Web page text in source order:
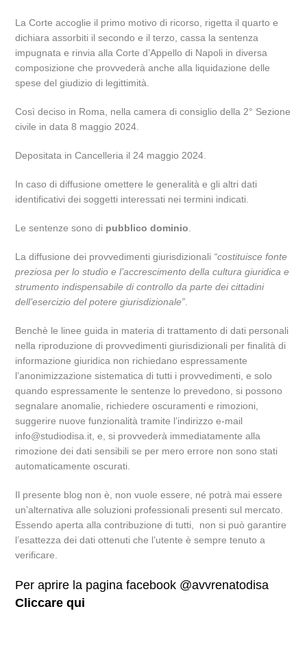
La Corte accoglie il primo motivo di ricorso, rigetta il quarto e
dichiara assorbiti il secondo e il terzo, cassa la sentenza
impugnata e rinvia alla Corte d’Appello di Napoli in diversa
composizione che provvederà anche alla liquidazione delle
spese del giudizio di legittimità.
Così deciso in Roma, nella camera di consiglio della 2° Sezione
civile in data 8 maggio 2024.
Depositata in Cancelleria il 24 maggio 2024.
In caso di diffusione omettere le generalità e gli altri dati
identificativi dei soggetti interessati nei termini indicati.
Le sentenze sono di pubblico dominio
La diffusione dei provvedimenti giurisdizionali “costituisce fonte
preziosa per lo studio e l’accrescimento della cultura giuridica e
strumento indispensabile di controllo da parte dei cittadini
dell’esercizio del potere giurisdizionale”
Benchè le linee guida in materia di trattamento di dati personali
nella riproduzione di provvedimenti giurisdizionali per finalità di
informazione giuridica non richiedano espressamente
l’anonimizzazione sistematica di tutti i provvedimenti, e solo
quando espressamente le sentenze lo prevedono, si possono
segnalare anomalie, richiedere oscuramenti e rimozioni,
suggerire nuove funzionalità tramite l’indirizzo e-mail
info@studiodisa.it, e, si provvederà immediatamente alla
rimozione dei dati sensibili se per mero errore non sono stati
automaticamente oscurati.
Il presente blog non è, non vuole essere, né potrà mai essere
un’alternativa alle soluzioni professionali presenti sul mercato.
Essendo aperta alla contribuzione di tutti, non si può garantire
l’esattezza dei dati ottenuti che l’utente è sempre tenuto a
verificare.
Per aprire la pagina facebook @avvrenatodisa
Cliccare qui